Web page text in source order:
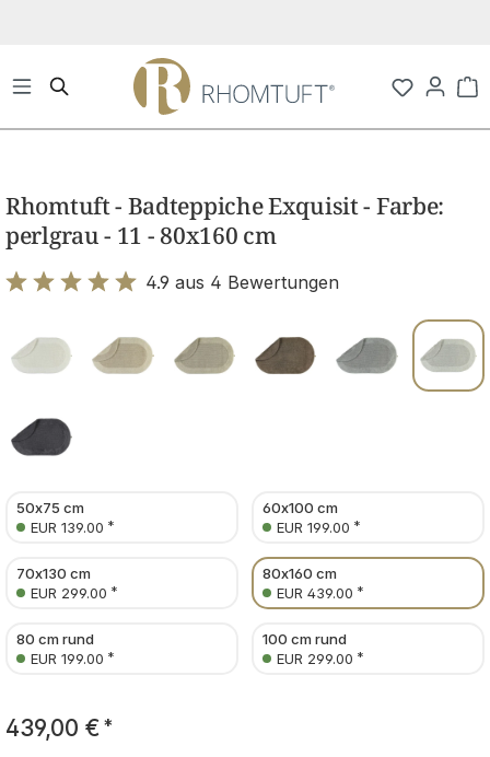
Rhomtuft - Badteppiche Exquisit - Farbe:
perlgrau - 11 - 80x160 cm
4.9 aus 4 Bewertungen
50x75 cm
EUR 139.00 *
60x100 cm
EUR 199.00 *
70x130 cm
EUR 299.00 *
80x160 cm
EUR 439.00 *
80 cm rund
EUR 199.00 *
100 cm rund
EUR 299.00 *
439,00 € *